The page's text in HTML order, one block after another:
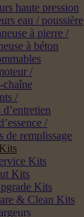
haute pression
eau / poussière
à pierre /
à béton
/
chaîne
/
/
de remplissage
Kits
Kits
Kits
& Clean Kits